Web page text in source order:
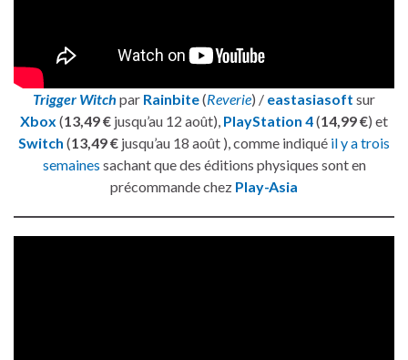
Trigger Witch par Rainbite(Reverie) / eastasiasoft sur
Xbox (13,49 € jusqu’au 12 août), PlayStation 4(14,99 €) et
Switch (13,49 € jusqu’au 18 août ), comme indiqué il y a trois
semaines sachant que des éditions physiques sont en
précommande chez Play-Asia